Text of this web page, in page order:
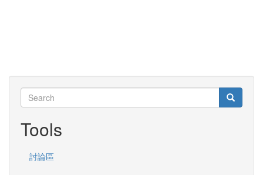
Search
Search Search
Tools
討論區